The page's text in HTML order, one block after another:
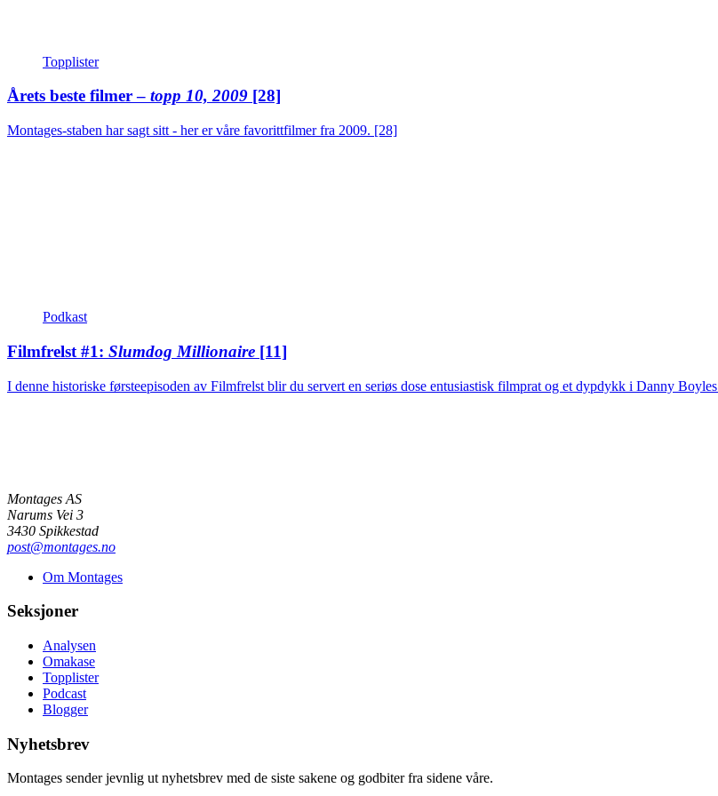
Topplister
Årets beste filmer – topp 10, 2009 [28]
Montages-staben har sagt sitt - her er våre favorittfilmer fra 2009. [28]
Podkast
Filmfrelst #1: Slumdog Millionaire [11]
I denne historiske førsteepisoden av Filmfrelst blir du servert en seriøs dose entusiastisk filmprat og et dypdykk i Danny Boyles
Montages AS
Narums Vei 3
3430 Spikkestad
post@montages.no
Om Montages
Seksjoner
Analysen
Omakase
Topplister
Podcast
Blogger
Nyhetsbrev
Montages sender jevnlig ut nyhetsbrev med de siste sakene og godbiter fra sidene våre.